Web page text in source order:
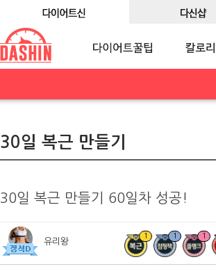
30일 복근 만들기
30일 복근 만들기 60일차 성공!
유리왕
1 1 1